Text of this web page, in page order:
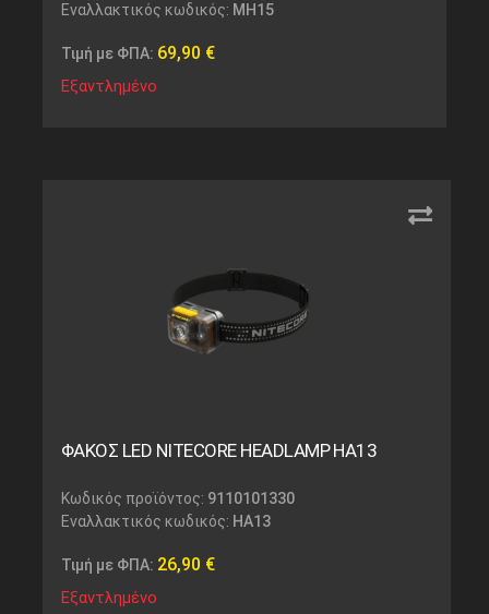
Εναλλακτικός κωδικός: MH15
Τιμή με ΦΠΑ: 69,90 €
Εξαντλημένο
ΦΑΚΟΣ LED NITECORE HEADLAMP HA13
Κωδικός προϊόντος: 9110101330
Εναλλακτικός κωδικός: HA13
Τιμή με ΦΠΑ: 26,90 €
Εξαντλημένο